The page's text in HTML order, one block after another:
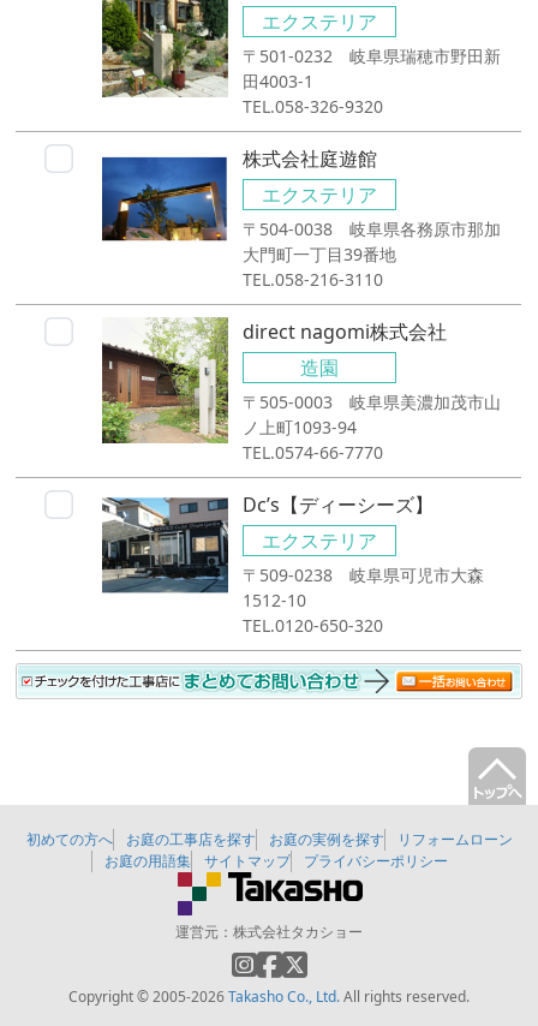
エクステリア
〒501-0232 岐阜県瑞穂市野田新
田4003-1
TEL.058-326-9320
株式会社庭遊館
エクステリア
〒504-0038 岐阜県各務原市那加
大門町一丁目39番地
TEL.058-216-3110
direct nagomi株式会社
造園
〒505-0003 岐阜県美濃加茂市山
ノ上町1093-94
TEL.0574-66-7770
Dc’s【ディーシーズ】
エクステリア
〒509-0238 岐阜県可児市大森
1512-10
TEL.0120-650-320
初めての方へ お庭の工事店を探す お庭の実例を探す
リフォームローン
お庭の用語集
サイトマップ プライバシーポリシー
運営元： 株式会社タカショー
Copyright © 2005-2026Takasho Co., Ltd.All rights reserved.